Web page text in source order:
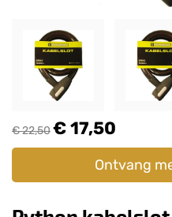
€ 22,50€ 17,50
Ontvang